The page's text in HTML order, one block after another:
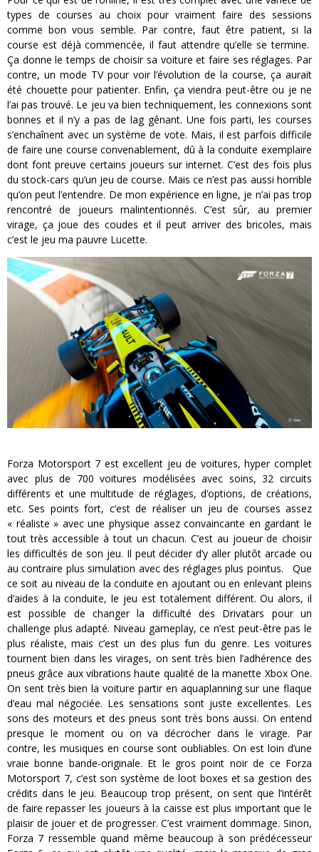
types de courses au choix pour vraiment faire des sessions
comme bon vous semble. Par contre, faut être patient, si la
course est déjà commencée, il faut attendre qu’elle se termine.
Ça donne le temps de choisir sa voiture et faire ses réglages. Par
contre, un mode TV pour voir l’évolution de la course, ça aurait
été chouette pour patienter. Enfin, ça viendra peut-être ou je ne
l’ai pas trouvé. Le jeu va bien techniquement, les connexions sont
bonnes et il n’y a pas de lag gênant. Une fois parti, les courses
s’enchaînent avec un système de vote. Mais, il est parfois difficile
de faire une course convenablement, dû à la conduite exemplaire
dont font preuve certains joueurs sur internet. C’est des fois plus
du stock-cars qu’un jeu de course. Mais ce n’est pas aussi horrible
qu’on peut l’entendre. De mon expérience en ligne, je n’ai pas trop
rencontré de joueurs malintentionnés. C’est sûr, au premier
virage, ça joue des coudes et il peut arriver des bricoles, mais
c’est le jeu ma pauvre Lucette.
Forza Motorsport 7 est excellent jeu de voitures, hyper complet
avec plus de 700 voitures modélisées avec soins, 32 circuits
différents et une multitude de réglages, d’options, de créations,
etc. Ses points fort, c’est de réaliser un jeu de courses assez
« réaliste » avec une physique assez convaincante en gardant le
tout très accessible à tout un chacun. C’est au joueur de choisir
les difficultés de son jeu. Il peut décider d’y aller plutôt arcade ou
au contraire plus simulation avec des réglages plus pointus. Que
ce soit au niveau de la conduite en ajoutant ou en enlevant pleins
d’aides à la conduite, le jeu est totalement différent. Ou alors, il
est possible de changer la difficulté des Drivatars pour un
challenge plus adapté. Niveau gameplay, ce n’est peut-être pas le
plus réaliste, mais c’est un des plus fun du genre. Les voitures
tournent bien dans les virages, on sent très bien l’adhérence des
pneus grâce aux vibrations haute qualité de la manette Xbox One.
On sent très bien la voiture partir en aquaplanning sur une flaque
d’eau mal négociée. Les sensations sont juste excellentes. Les
sons des moteurs et des pneus sont très bons aussi. On entend
presque le moment ou on va décrocher dans le virage. Par
contre, les musiques en course sont oubliables. On est loin d’une
vraie bonne bande-originale. Et le gros point noir de ce Forza
Motorsport 7, c’est son système de loot boxes et sa gestion des
crédits dans le jeu. Beaucoup trop présent, on sent que l’intérêt
de faire repasser les joueurs à la caisse est plus important que le
plaisir de jouer et de progresser. C’est vraiment dommage. Sinon,
Forza 7 ressemble quand même beaucoup à son prédécesseur